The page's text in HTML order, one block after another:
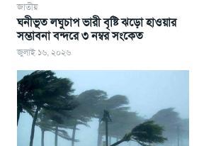
জাতীয়
ঘনীভূত লঘুচাপ ভারী বৃষ্টি ঝড়ো হাওয়ার
সম্ভাবনা বন্দরে ৩ নম্বর সংকেত
জুলাই ১৬, ২০২৬